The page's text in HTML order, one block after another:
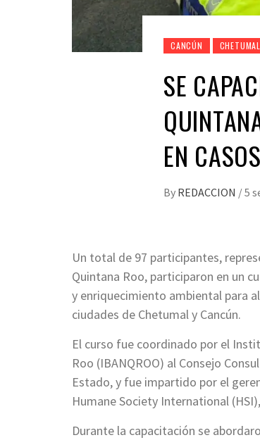
CANCÚN CHETUMAL
SE
EN
By REDACCION /5
Un total de 97 participantes,
Quintana Roo, participaron en un
y enriquecimiento ambiental para
ciudades de Chetumal y Cancún.
El curso fue coordinado por el
Roo (IBANQROO) al Consejo
Estado, y fue impartido por el
Humane Society International
Durante la capacitación se